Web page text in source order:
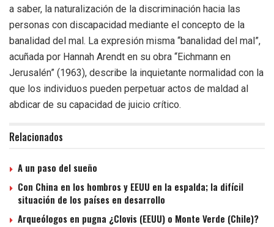
a saber, la naturalización de la discriminación hacia las
personas con discapacidad mediante el concepto de la
banalidad del mal. La expresión misma “banalidad del mal”,
acuñada por Hannah Arendt en su obra “Eichmann en
Jerusalén” (1963), describe la inquietante normalidad con la
que los individuos pueden perpetuar actos de maldad al
abdicar de su capacidad de juicio crítico.
Relacionados
A un paso del sueño
Con China en los hombros y EEUU en la espalda; la difícil
situación de los países en desarrollo
Arqueólogos en pugna ¿Clovis (EEUU) o Monte Verde (Chile)?